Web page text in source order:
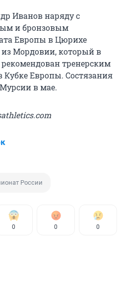
Иванов наряду с
и бронзовым
Европы в Цюрихе
Мордовии, который в
тренерским
Кубке Европы. Состязания
в мае.
России
0 0 0